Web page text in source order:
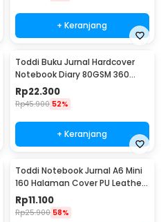
+ Keranjang
Toddi Buku Jurnal Hardcover
Notebook Diary 80GSM 360
Halaman Lined - CW-25
Rp22.300
Rp45.900 52%
+ Keranjang
Toddi Notebook Jurnal A6 Mini
160 Halaman Cover PU Leather
Premium - CW-32
Rp11.100
Rp25.900 58%